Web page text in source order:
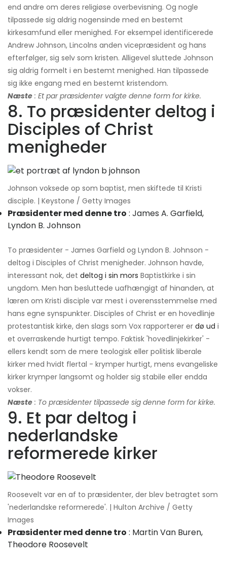
end andre om deres religiøse overbevisning. Og nogle
tilpassede sig aldrig nogensinde med en bestemt
kirkesamfund eller menighed. For eksempel identificerede
Andrew Johnson, Lincolns anden vicepræsident og hans
efterfølger, sig selv som kristen. Alligevel sluttede Johnson
sig aldrig formelt i en bestemt menighed. Han tilpassede
sig ikke engang med en bestemt kristendom.
Næste : Et par præsidenter valgte denne form for kirke.
8. To præsidenter deltog i
Disciples of Christ
menigheder
Johnson voksede op som baptist, men skiftede til Kristi
disciple. | Keystone / Getty Images
Præsidenter med denne tro : James A. Garfield,
Lyndon B. Johnson
To præsidenter - James Garfield og Lyndon B. Johnson -
deltog i Disciples of Christ menigheder. Johnson havde,
interessant nok, det deltog i sin mors Baptistkirke i sin
ungdom. Men han besluttede uafhængigt af hinanden, at
læren om Kristi disciple var mest i overensstemmelse med
hans egne synspunkter. Disciples of Christ er en hovedlinje
protestantisk kirke, den slags som Vox rapporterer er dø ud i
et overraskende hurtigt tempo. Faktisk 'hovedlinjekirker' -
ellers kendt som de mere teologisk eller politisk liberale
kirker med hvidt flertal - krymper hurtigt, mens evangeliske
kirker krymper langsomt og holder sig stabile eller endda
vokser.
Næste : To præsidenter tilpassede sig denne form for kirke.
9. Et par deltog i
nederlandske
reformerede kirker
Roosevelt var en af ​​to præsidenter, der blev betragtet som
'nederlandske reformerede'. | Hulton Archive / Getty
Images
Præsidenter med denne tro : Martin Van Buren,
Theodore Roosevelt